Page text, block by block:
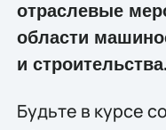
отраслевые
области
и
Будьте в курсе